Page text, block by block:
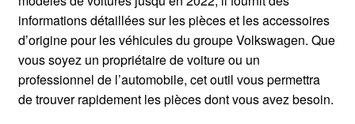
informations détaillées sur les pièces et les accessoires
d’origine pour les véhicules du groupe Volkswagen. Que
vous soyez un propriétaire de voiture ou un
professionnel de l’automobile, cet outil vous permettra
de trouver rapidement les pièces dont vous avez besoin.